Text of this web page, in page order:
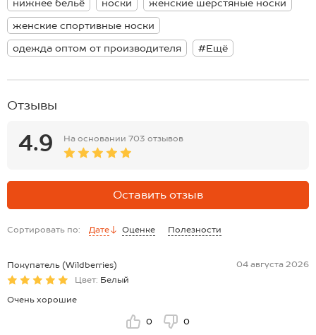
Домашние носочки нежно облегают ноги и не сползают при
активных движениях благодаря плотной вязаной резинке. Вязаные
носки оценят те, кто любит проводить время на свежем воздухе,
подойдут женщинам и девочкам-подросткам. Термоноски
подходят для дома и зимних видов спорта.
нижнее бельё носки
женские шерстяные носки
женские спортивные носки
одежда оптом от производителя
#Ещё
Отзывы
4.9 На основании 703 отзывов
Оставить отзыв
Сортировать по: Дате Оценке Полезности
Покупатель (Wildberries)
04 августа 2026
Цвет: Белый
Очень хорошие
0 0